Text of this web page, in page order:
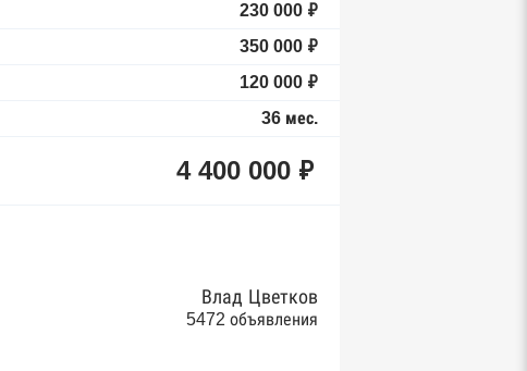
230 000 ₽
350 000 ₽
120 000 ₽
36 мес.
4 400 000 ₽
Влад Цветков
5472 объявления